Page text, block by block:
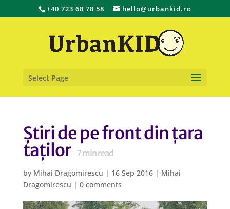
+40 723 68 78 58 hello@urbankid.ro
Select Page
Știri de pe front din țara
taților 7min read
by Mihai Dragomirescu | 16 Sep 2016| Mihai
Dragomirescu | 0 comments